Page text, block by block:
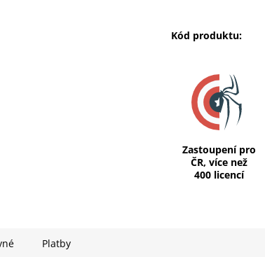
Kód produktu:
Zastoupení pro
ČR, více než
400 licencí
Platby